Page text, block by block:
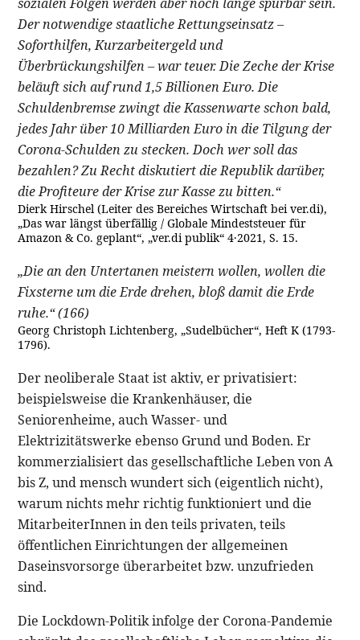
Der notwendige staatliche Rettungseinsatz –
Soforthilfen, Kurzarbeitergeld und
Überbrückungshilfen – war teuer. Die Zeche der Krise
beläuft sich auf rund 1,5 Billionen Euro. Die
Schuldenbremse zwingt die Kassenwarte schon bald,
jedes Jahr über 10 Milliarden Euro in die Tilgung der
Corona-Schulden zu stecken. Doch wer soll das
bezahlen? Zu Recht diskutiert die Republik darüber,
die Profiteure der Krise zur Kasse zu bitten.“
Dierk Hirschel (Leiter des Bereiches Wirtschaft bei ver.di),
„Das war längst überfällig / Globale Mindeststeuer für
Amazon & Co. geplant“, „ver.di publik“ 4·2021, S. 15.
„Die an den Untertanen meistern wollen, wollen die
Fixsterne um die Erde drehen, bloß damit die Erde
ruhe.“ (166)
Georg Christoph Lichtenberg, „Sudelbücher“, Heft K (1793-
1796).
Der neoliberale Staat ist aktiv, er privatisiert:
beispielsweise die Krankenhäuser, die
Seniorenheime, auch Wasser- und
Elektrizitätswerke ebenso Grund und Boden. Er
kommerzialisiert das gesellschaftliche Leben von A
bis Z, und mensch wundert sich (eigentlich nicht),
warum nichts mehr richtig funktioniert und die
MitarbeiterInnen in den teils privaten, teils
öffentlichen Einrichtungen der allgemeinen
Daseinsvorsorge überarbeitet bzw. unzufrieden
sind.
Die Lockdown-Politik infolge der Corona-Pandemie